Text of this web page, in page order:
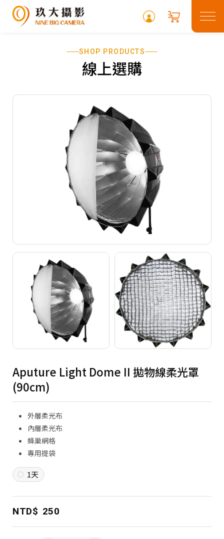
SHOP PRODUCTS
線上選購
Aputure Light Dome II 拋物線柔光罩
(90cm)
外層柔光布
內層柔光布
蜂巢網格
專用提袋
1天
NTD$ 250
關於玖大
最新消息
常見問題
攝影專欄
聯絡我們
Copyright ©2026NINE ZERO PLURAL INC.All Rights Reserved.